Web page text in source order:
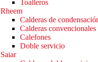
Toalleros
Rheem
Calderas de
Calderas convencionales
Calefones
Doble servicio
Saiar